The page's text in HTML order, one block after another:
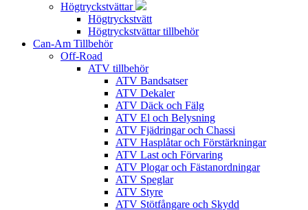
Högtryckstvättar
Högtryckstvätt
Högtryckstvättar tillbehör
Can-Am Tillbehör
Off-Road
ATV tillbehör
ATV Bandsatser
ATV Dekaler
ATV Däck och Fälg
ATV El och Belysning
ATV Fjädringar och Chassi
ATV Hasplåtar och Förstärkningar
ATV Last och Förvaring
ATV Plogar och Fästanordningar
ATV Speglar
ATV Styre
ATV Stötfångare och Skydd